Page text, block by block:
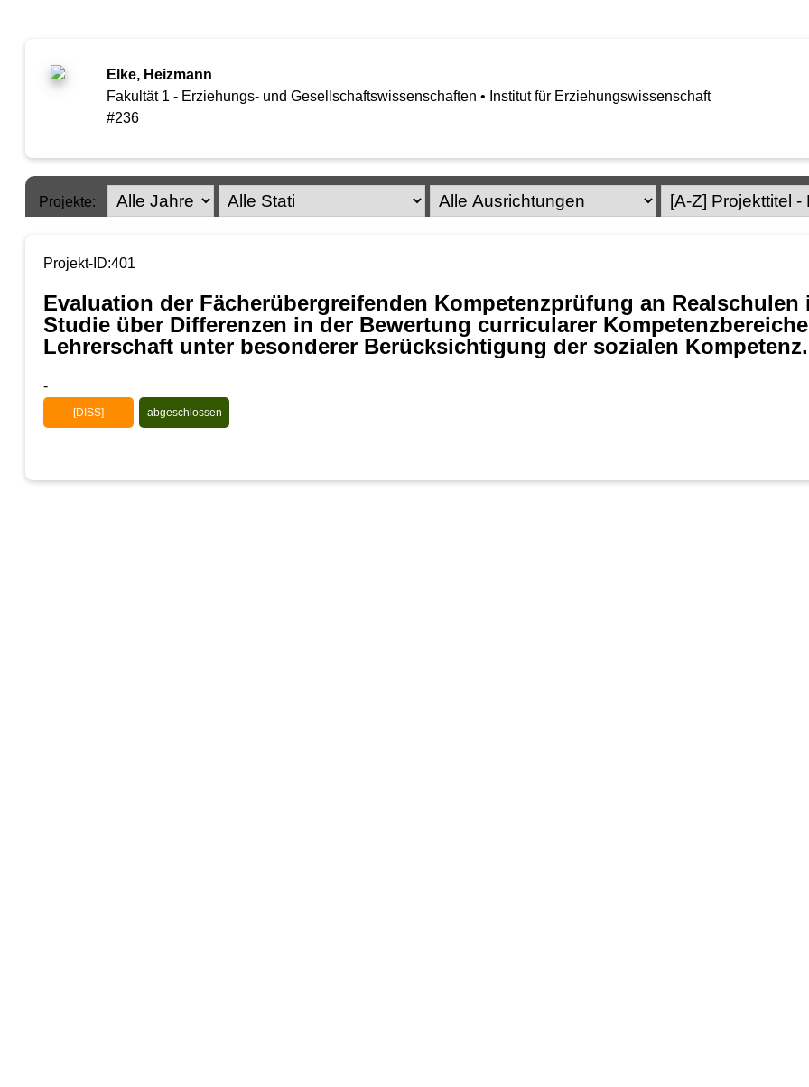
Elke, Heizmann
Fakultät 1 - Erziehungs- und Gesellschaftswissenschaften • Institut für Erziehungswissenschaft
#236
Projekte:
Projekt-ID:401
Evaluation der Fächerübergreifenden Kompetenzprüfung an
Studie über Differenzen in der Bewertung curricularer
Lehrerschaft unter besonderer Berücksichtigung der sozialen Kompetenz.
-
[DISS] abgeschlossen